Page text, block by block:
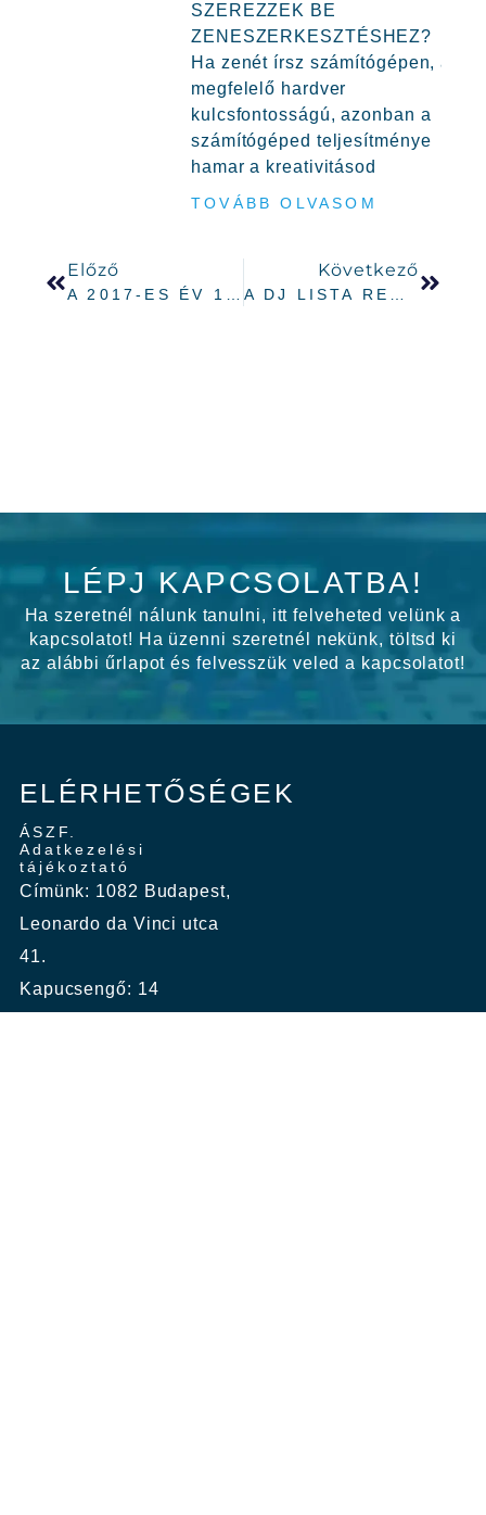
SZEREZZEK BE
ZENESZERKESZTÉSHEZ?
Ha zenét írsz számítógépen, a
megfelelő hardver
kulcsfontosságú, azonban a
számítógéped teljesítménye
hamar a kreativitásod
TOVÁBB OLVASOM
Előző
A 2017-ES ÉV 15 LEGJOBB MONITOR HANGFALA – 1. RÉSZ
Következő
A DJ LISTA RENDSZEREZÉSE SZÍNKÓDOKKAL
LÉPJ KAPCSOLATBA!
Ha szeretnél nálunk tanulni, itt felveheted velünk a
kapcsolatot! Ha üzenni szeretnél nekünk, töltsd ki
az alábbi űrlapot és felvesszük veled a kapcsolatot!
ELÉRHETŐSÉGEK
ÁSZF.
Adatkezelési
tájékoztató
Címünk: 1082 Budapest,
Leonardo da Vinci utca
41.
Kapucsengő: 14